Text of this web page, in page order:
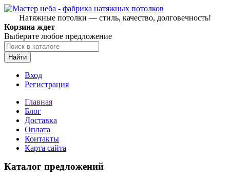
Натяжные потолки — стиль, качество, долговечность!
Корзина ждет
Выберите любое предложение
Найти
Вход
Регистрация
Главная
Блог
Доставка
Оплата
Контакты
Карта сайта
Каталог предложений